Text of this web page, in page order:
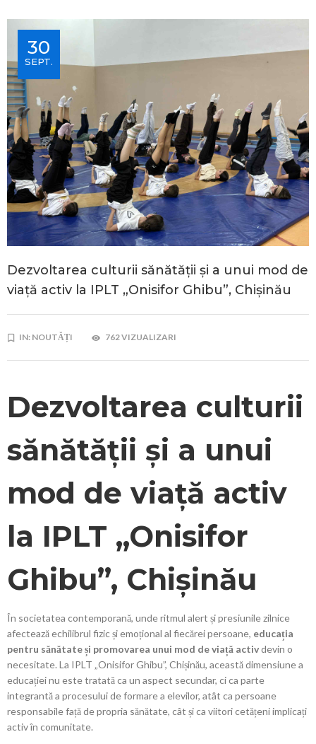
30
SEPT.
Dezvoltarea culturii sănătății și a unui mod de
viață activ la IPLT „Onisifor Ghibu”, Chișinău
IN: NOUTĂȚI 762 VIZUALIZARI
Dezvoltarea culturii
sănătății și a unui
mod de viață activ
la IPLT „Onisifor
Ghibu”, Chișinău
În societatea contemporană, unde ritmul alert și presiunile zilnice
afectează echilibrul fizic și emoțional al fiecărei persoane, educația
pentru sănătate și promovarea unui mod de viață activdevin o
necesitate. La IPLT „Onisifor Ghibu”, Chișinău, această dimensiune a
educației nu este tratată ca un aspect secundar, ci ca parte
integrantă a procesului de formare a elevilor, atât ca persoane
responsabile față de propria sănătate, cât și ca viitori cetățeni implicați
activ în comunitate.